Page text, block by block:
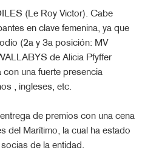
(Le Roy Victor). Cabe
en clave femenina, ya que
(2a y 3a posición: MV
de Alicia Pfyffer
con una fuerte presencia
, ingleses, etc.
de premios con una cena
del Marítimo, la cual ha estado
de la entidad.